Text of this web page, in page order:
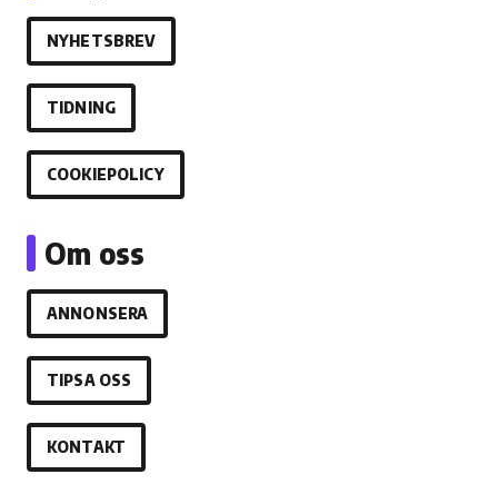
NYHETSBREV
TIDNING
COOKIEPOLICY
Om oss
ANNONSERA
TIPSA OSS
KONTAKT